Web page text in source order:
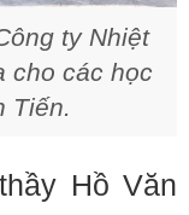
ty Nhiệt
cho các học
Tiến.
Hồ Văn